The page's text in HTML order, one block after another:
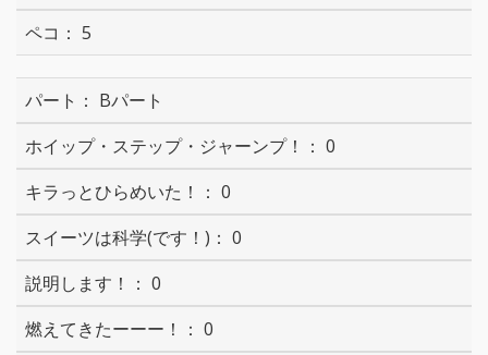
5
Bパート
0
0
0
0
0